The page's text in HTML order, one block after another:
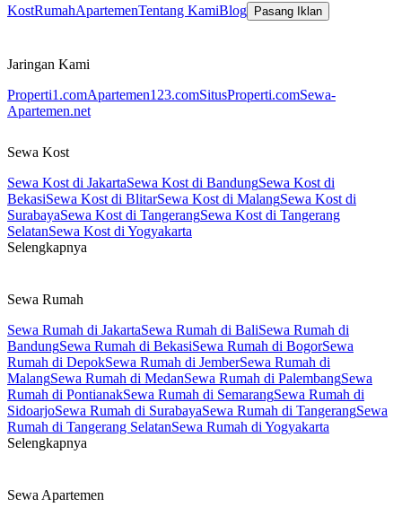
KostRumahApartemenTentang KamiBlog Pasang Iklan
Jaringan Kami
Properti1.comApartemen123.comSitusProperti.comSewa-
Apartemen.net
Sewa Kost
Sewa Kost di JakartaSewa Kost di BandungSewa Kost di
BekasiSewa Kost di BlitarSewa Kost di MalangSewa Kost di
SurabayaSewa Kost di TangerangSewa Kost di Tangerang
SelatanSewa Kost di Yogyakarta
Selengkapnya
Sewa Rumah
Sewa Rumah di JakartaSewa Rumah di BaliSewa Rumah di
BandungSewa Rumah di BekasiSewa Rumah di BogorSewa
Rumah di DepokSewa Rumah di JemberSewa Rumah di
MalangSewa Rumah di MedanSewa Rumah di PalembangSewa
Rumah di PontianakSewa Rumah di SemarangSewa Rumah di
SidoarjoSewa Rumah di SurabayaSewa Rumah di TangerangSewa
Rumah di Tangerang SelatanSewa Rumah di Yogyakarta
Selengkapnya
Sewa Apartemen